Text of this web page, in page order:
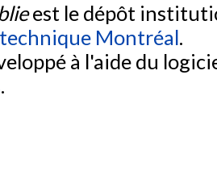
est le dépôt
Montréal.
à l'aide du
.